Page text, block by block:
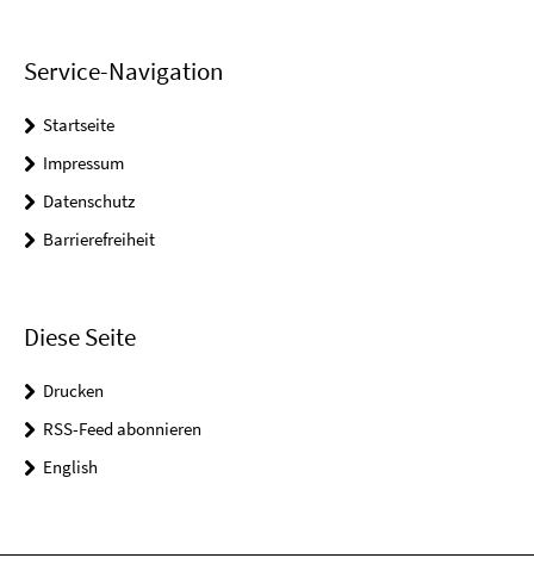
Service-Navigation
Startseite
Impressum
Datenschutz
Barrierefreiheit
Diese Seite
Drucken
RSS-Feed abonnieren
English